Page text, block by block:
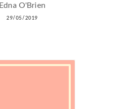
Edna O'Brien
29/05/2019